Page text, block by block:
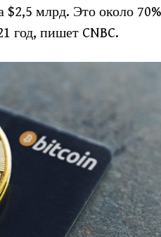
млрд. Это около
год, пишет CNBC.